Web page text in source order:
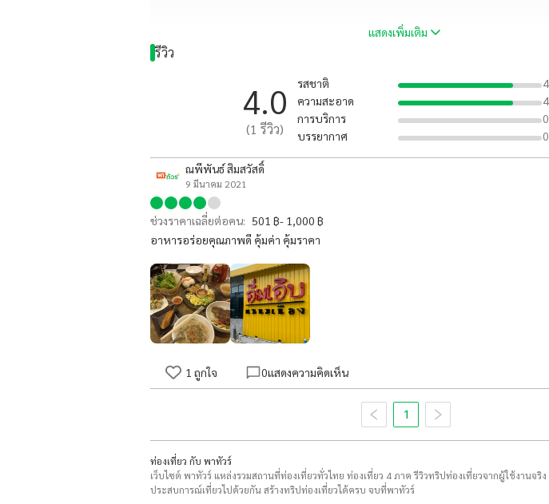
แสดงเพิ่มเติม
รีวิว
4.0
(1 รีวิว)
รสชาติ
ความสะอาด
การบริการ
บรรยากาศ
ณพี​พันธ์​ สิมสวัสดิ์
9 มีนาคม 2021
ช่วงราคาเฉลี่ยต่อคน: 501 ฿- 1,000 ฿
อาหารอร่อยคุณภาพดี คุ้มค่า คุ้มราคา
1 ถูกใจ 0แสดงความคิดเห็น
1
ท่องเที่ยว กับ พาทัวร์
เว็บไซต์ พาทัวร์ แหล่งรวมสถานที่ท่องเที่ยวทั่วไทย ท่องเที่ยว 4 ภาค รีวิวทริปท่องเที่ยวจากผู้ใช้งานจ
ประสบการณ์เที่ยวไปด้วยกัน สร้างทริปท่องเที่ยวได้ครบ จบที่พาทัวร์